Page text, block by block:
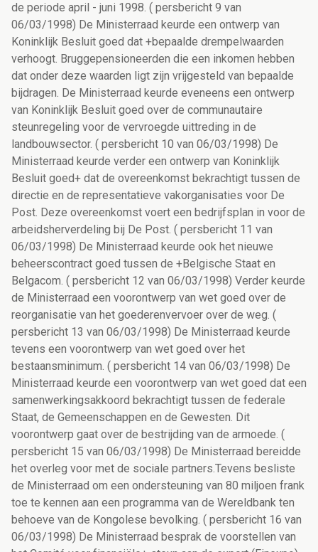
de periode april - juni 1998. ( persbericht 9 van
06/03/1998) De Ministerraad keurde een ontwerp van
Koninklijk Besluit goed dat +bepaalde drempelwaarden
verhoogt. Bruggepensioneerden die een inkomen hebben
dat onder deze waarden ligt zijn vrijgesteld van bepaalde
bijdragen. De Ministerraad keurde eveneens een ontwerp
van Koninklijk Besluit goed over de communautaire
steunregeling voor de vervroegde uittreding in de
landbouwsector. ( persbericht 10 van 06/03/1998) De
Ministerraad keurde verder een ontwerp van Koninklijk
Besluit goed+ dat de overeenkomst bekrachtigt tussen de
directie en de representatieve vakorganisaties voor De
Post. Deze overeenkomst voert een bedrijfsplan in voor de
arbeidsherverdeling bij De Post. ( persbericht 11 van
06/03/1998) De Ministerraad keurde ook het nieuwe
beheerscontract goed tussen de +Belgische Staat en
Belgacom. ( persbericht 12 van 06/03/1998) Verder keurde
de Ministerraad een voorontwerp van wet goed over de
reorganisatie van het goederenvervoer over de weg. (
persbericht 13 van 06/03/1998) De Ministerraad keurde
tevens een voorontwerp van wet goed over het
bestaansminimum. ( persbericht 14 van 06/03/1998) De
Ministerraad keurde een voorontwerp van wet goed dat een
samenwerkingsakkoord bekrachtigt tussen de federale
Staat, de Gemeenschappen en de Gewesten. Dit
voorontwerp gaat over de bestrijding van de armoede. (
persbericht 15 van 06/03/1998) De Ministerraad bereidde
het overleg voor met de sociale partners.Tevens besliste
de Ministerraad om een ondersteuning van 80 miljoen frank
toe te kennen aan een programma van de Wereldbank ten
behoeve van de Kongolese bevolking. ( persbericht 16 van
06/03/1998) De Ministerraad besprak de voorstellen van